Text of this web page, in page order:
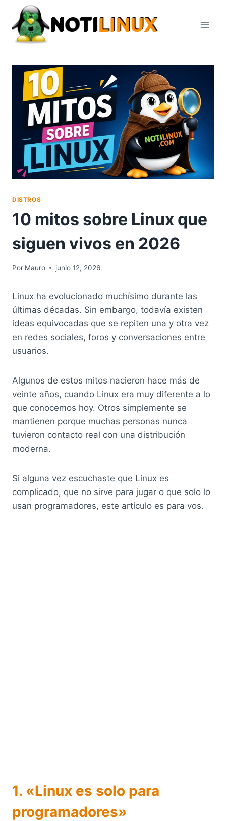
Saltar
contenido
DISTROS
10 mitos sobre Linux que
siguen vivos en 2026
Por Mauro junio 12, 2026
Linux ha evolucionado muchísimo durante las
últimas décadas. Sin embargo, todavía existen
ideas equivocadas que se repiten una y otra vez
en redes sociales, foros y conversaciones entre
usuarios.
Algunos de estos mitos nacieron hace más de
veinte años, cuando Linux era muy diferente a lo
que conocemos hoy. Otros simplemente se
mantienen porque muchas personas nunca
tuvieron contacto real con una distribución
moderna.
Si alguna vez escuchaste que Linux es
complicado, que no sirve para jugar o que solo lo
usan programadores, este artículo es para vos.
1. «Linux es solo para
programadores»